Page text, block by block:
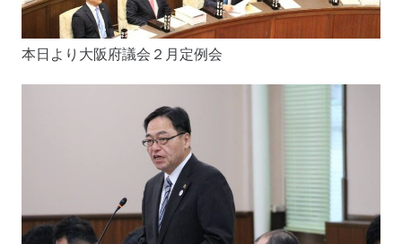
本日より大阪府議会２月定例会